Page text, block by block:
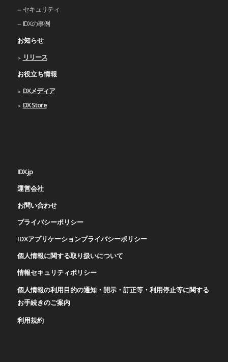
セキュリティ
IDXの事例
お知らせ
リリース
お役立ち情報
DXメディア
DX Store
IDX.jp
運営会社
お問い合わせ
プライバシーポリシー
IDXアプリケーションプライバシーポリシー
個人情報に関する取り扱いについて
情報セキュリティポリシー
個人情報の利用目的の通知・開示・訂正等・利用停止等に関する
お手続きのご案内
利用規約